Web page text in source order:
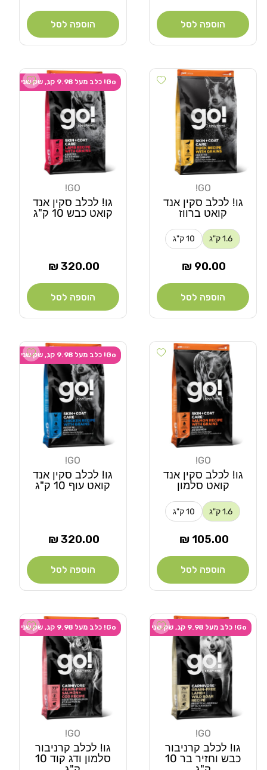
הוספה לסל הוספה לסל
Add wishlist
GO!
גו! לכלב סקין אנד
קואט ברווז
1.6 ק"ג 10 ק"ג
מחיר
90.00 ₪
הוספה לסל
Add wishlist
Go! כלב מעל 9.98 קג, שק שני ב-20% הנחה
GO!
גו! לכלב סקין אנד
קואט כבש 10 ק"ג
מחיר
320.00 ₪
הוספה לסל
Add wishlist
GO!
גו! לכלב סקין אנד
קואט סלמון
1.6 ק"ג 10 ק"ג
מחיר
105.00 ₪
הוספה לסל
Add wishlist
Go! כלב מעל 9.98 קג, שק שני ב-20% הנחה
GO!
גו! לכלב סקין אנד
קואט עוף 10 ק"ג
מחיר
320.00 ₪
הוספה לסל
Add wishlist
Go! כלב מעל 9.98 קג, שק שני ב-20% הנחה
GO!
גו! לכלב קרניבור
כבש וחזיר בר 10
Add wishlist
Go! כלב מעל 9.98 קג, שק שני ב-20% הנחה
GO!
גו! לכלב קרניבור
סלמון ודג קוד 10